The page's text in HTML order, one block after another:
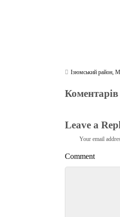
Ізюмський район ,
Коментарів
Leave a
Your email
Comment